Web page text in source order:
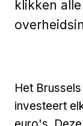
klikken
Het
investeert